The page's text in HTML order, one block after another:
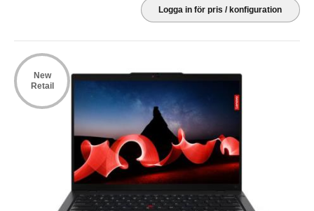
Logga in för pris / konfiguration
New
Retail